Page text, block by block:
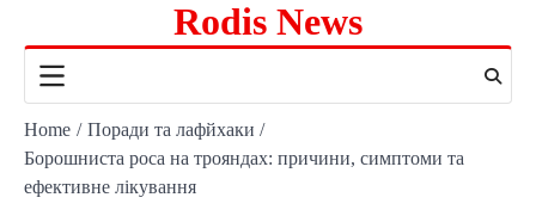
content
Rodis News
Home
Поради та лафйхаки
Борошниста роса на трояндах: причини, симптоми та
ефективне лікування